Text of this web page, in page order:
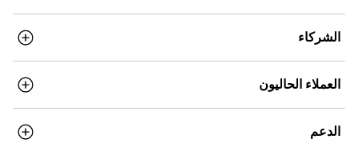
الشركاء
العملاء الحاليون
الدعم